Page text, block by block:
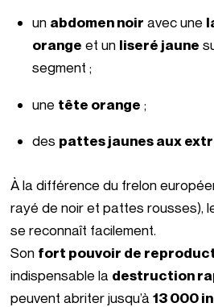
un abdomen noir avec une
orange et un liseré jaune
segment ;
une tête orange ;
des pattes jaunes aux
À la différence du frelon
rayé de noir et pattes rousses),
se reconnaît facilement.
Son fort pouvoir de
indispensable la destruction
peuvent abriter jusqu’à13 000